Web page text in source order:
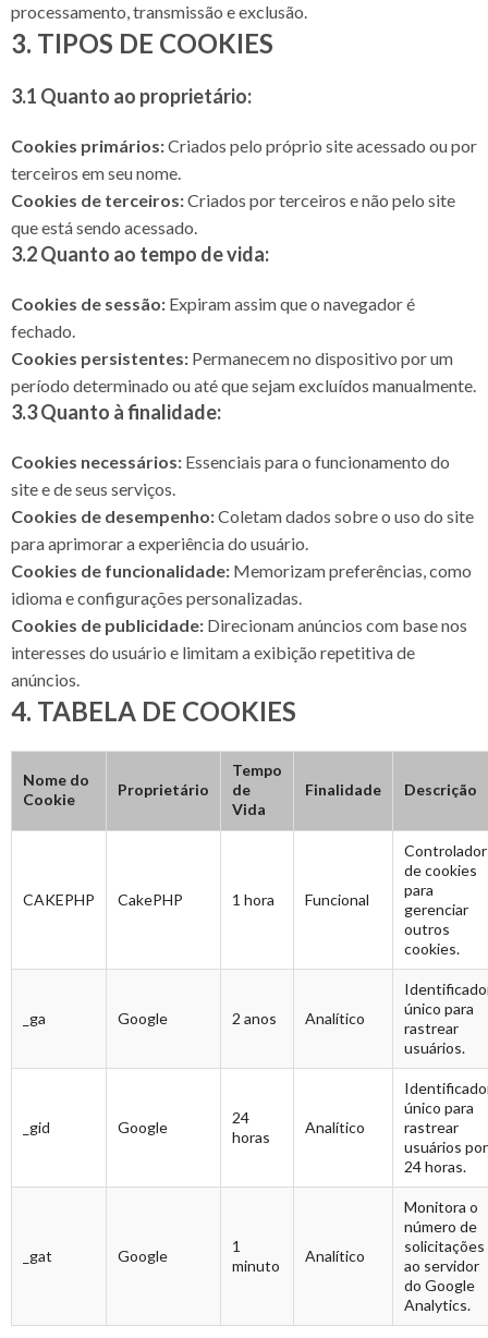
processamento, transmissão e exclusão.
3. TIPOS DE COOKIES
3.1 Quanto ao proprietário:
Cookies primários:Criados pelo próprio site acessado ou por
terceiros em seu nome.
Cookies de terceiros:Criados por terceiros e não pelo site
que está sendo acessado.
3.2 Quanto ao tempo de vida:
Cookies de sessão: Expiram assim que o navegador é
fechado.
Cookies persistentes: Permanecem no dispositivo por um
período determinado ou até que sejam excluídos manualmente.
3.3 Quanto à finalidade:
Cookies necessários: Essenciais para o funcionamento do
site e de seus serviços.
Cookies de desempenho:Coletam dados sobre o uso do site
para aprimorar a experiência do usuário.
Cookies de funcionalidade: Memorizam preferências, como
idioma e configurações personalizadas.
Cookies de publicidade: Direcionam anúncios com base nos
interesses do usuário e limitam a exibição repetitiva de
anúncios.
4. TABELA DE COOKIES
Nome do
Cookie
Proprietário
Tempo
de
Vida
Finalidade Descrição
CAKEPHP CakePHP 1 hora Funcional
Controlador
de cookies
para
gerenciar
outros
cookies.
_ga Google 2 anos Analítico
único para
rastrear
usuários.
_gid Google
24
horas
Analítico
único para
rastrear
usuários por
24 horas.
_gat Google
1
minuto
Analítico
Monitora o
número de
solicitações
ao servidor
do Google
Analytics.